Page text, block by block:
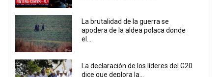
La brutalidad de la guerra se
apodera de la aldea polaca donde
el...
La declaración de los líderes del G20
dice que deplora la...